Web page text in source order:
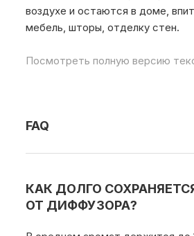
воздухе и остаются в доме,
мебель, шторы, отделку стен.
Посмотреть полную версию
FAQ
КАК ДОЛГО
ОТ ДИФФУЗОРА?